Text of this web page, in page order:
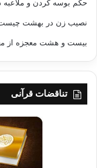
حکم بوسه کردن و ملاعبه
نصیب زن در بهشت
بیست و هشت معجزه از
تناقضات قرآنی